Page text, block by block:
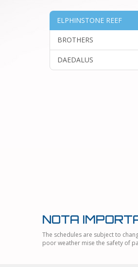
ELPHINSTONE REEF
BROTHERS
DAEDALUS
NOTA
The schedules are subject to
poor weather mise the safety of